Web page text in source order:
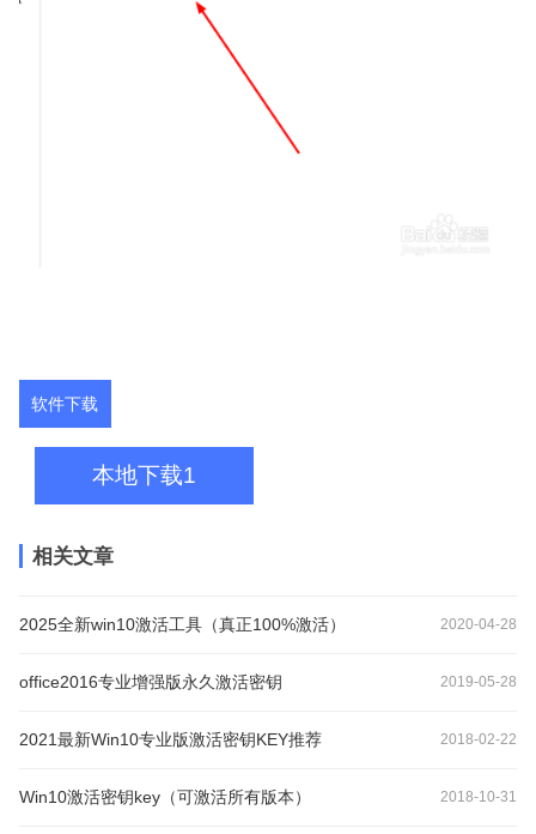
软件下载
本地下载1
相关文章
2025全新win10激活工具（真正100%激活） 2020-04-28
office2016专业增强版永久激活密钥 2019-05-28
2021最新Win10专业版激活密钥KEY推荐 2018-02-22
Win10激活密钥key（可激活所有版本） 2018-10-31